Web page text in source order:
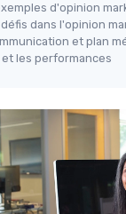
d'opinion
dans l'opinion
et plan
les performances